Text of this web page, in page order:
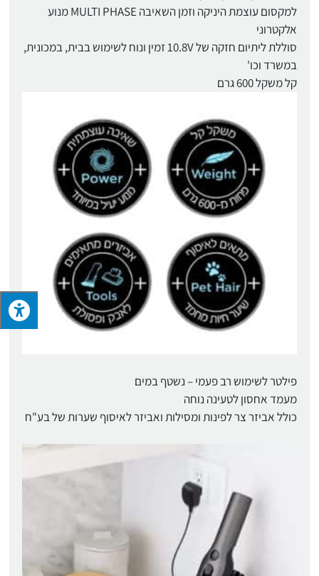
למקסום עוצמת היניקה וזמן השאיבה MULTI PHASE מנוע
אלקטרוני
סוללת ליתיום חזקה של 10.8V זמין ונוח לשימוש בבית, במכונית,
במשרד וכו'
קל משקל 600 גרם
פילטר לשימוש רב פעמי – נשטף במים
מעמד אחסון לטעינה נוחה
כולל אביזר צר לפינות ומסילות ואביזר לאיסוף שערות של בע"ח